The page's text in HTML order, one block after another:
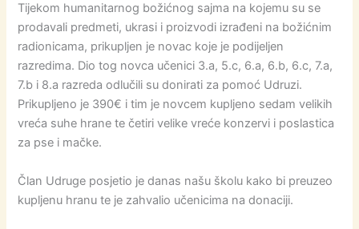
Tijekom humanitarnog božićnog sajma na kojemu su se
prodavali predmeti, ukrasi i proizvodi izrađeni na božićnim
radionicama, prikupljen je novac koje je podijeljen
razredima. Dio tog novca učenici 3.a, 5.c, 6.a, 6.b, 6.c, 7.a,
7.b i 8.a razreda odlučili su donirati za pomoć Udruzi.
Prikupljeno je 390€ i tim je novcem kupljeno sedam velikih
vreća suhe hrane te četiri velike vreće konzervi i poslastica
za pse i mačke.
Član Udruge posjetio je danas našu školu kako bi preuzeo
kupljenu hranu te je zahvalio učenicima na donaciji.